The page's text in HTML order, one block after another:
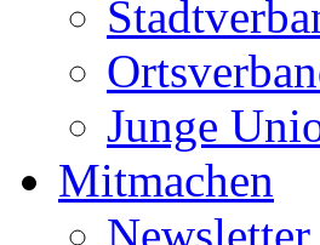
Junge
Mitmachen
Newsletter